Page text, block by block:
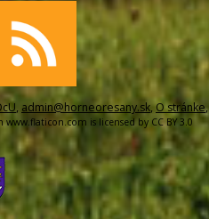
, admin@horneoresany.sk,O stránke,
www.flaticon.com is licensed by CC BY 3.0